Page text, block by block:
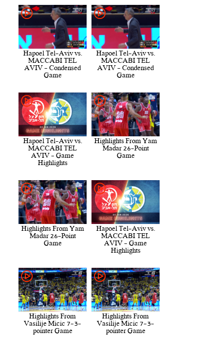
Hapoel Tel-Aviv vs.
MACCABI TEL
AVIV - Condensed
Game
Hapoel Tel-Aviv vs.
MACCABI TEL
AVIV - Condensed
Game
Highlights From Yam
Madar 26-Point
Game
Hapoel Tel-Aviv vs.
MACCABI TEL
AVIV - Game
Highlights
Hapoel Tel-Aviv vs.
MACCABI TEL
AVIV - Game
Highlights
Highlights From Yam
Madar 26-Point
Game
Highlights From
Vasilije Micic 7-3-
pointer Game
Highlights From
Vasilije Micic 7-3-
pointer Game